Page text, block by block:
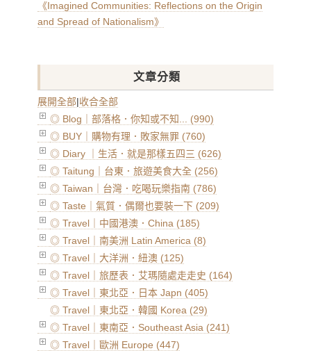
《Imagined Communities: Reflections on the Origin
and Spread of Nationalism》
文章分類
展開全部|收合全部
◎ Blog｜部落格．你知或不知... (990)
◎ BUY｜購物有理．敗家無罪 (760)
◎ Diary ｜生活．就是那樣五四三 (626)
◎ Taitung｜台東．旅遊美食大全 (256)
◎ Taiwan｜台灣．吃喝玩樂指南 (786)
◎ Taste｜氣質．偶爾也要裝一下 (209)
◎ Travel｜中國港澳．China (185)
◎ Travel｜南美洲 Latin America (8)
◎ Travel｜大洋洲．紐澳 (125)
◎ Travel｜旅歷表．艾瑪隨處走走史 (164)
◎ Travel｜東北亞．日本 Japn (405)
◎ Travel｜東北亞．韓國 Korea (29)
◎ Travel｜東南亞．Southeast Asia (241)
◎ Travel｜歐洲 Europe (447)